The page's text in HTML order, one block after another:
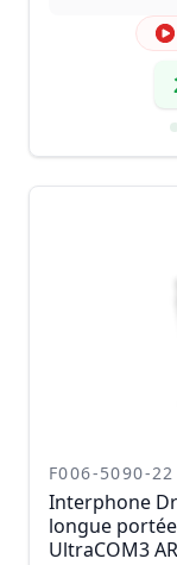
F006-5090-22
Interphone
longue
UltraCOM3